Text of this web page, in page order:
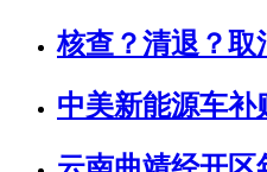
核查？清退？取
中美新能源车补